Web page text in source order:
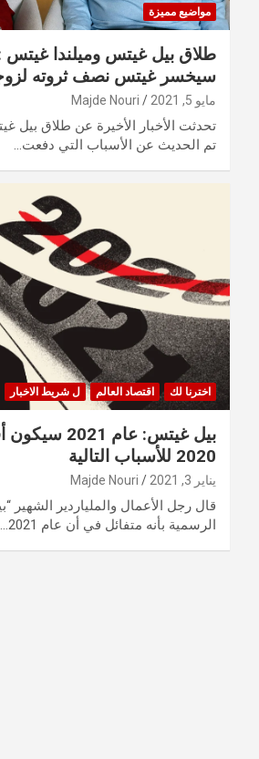
مواضيع مميزة
طلاق بيل غيتس وميلندا
سيخسر غيتس نصف ثروته
مايو 5, 2021 Majde Nouri
تحدثت الأخبار الأخيرة عن طلاق بيل
تم الحديث عن الأسباب التي دفعت…
اخترنا لك اقتصاد العالم ل شريط الاخبار
بيل غيتس: عام
2020 للأسباب التالية
يناير 3, 2021 Majde Nouri
قال رجل الأعمال والملياردير الشهير
الرسمية بأنه متفائل في أن عام 2021…